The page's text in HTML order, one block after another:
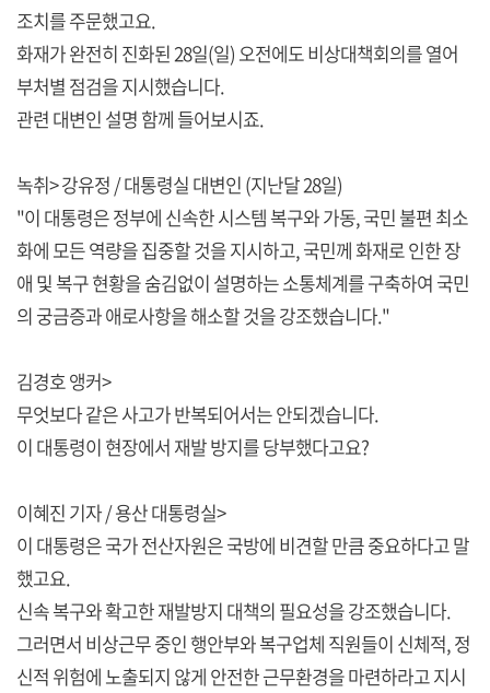
조치를 주문했고요.
화재가 완전히 진화된 28일(일) 오전에도 비상대책회의를 열어
부처별 점검을 지시했습니다.
관련 대변인 설명 함께 들어보시죠.
녹취> 강유정 / 대통령실 대변인 (지난달 28일)
"이 대통령은 정부에 신속한 시스템 복구와 가동, 국민 불편 최소
화에 모든 역량을 집중할 것을 지시하고, 국민께 화재로 인한 장
애 및 복구 현황을 숨김없이 설명하는 소통체계를 구축하여 국민
의 궁금증과 애로사항을 해소할 것을 강조했습니다."
김경호 앵커>
무엇보다 같은 사고가 반복되어서는 안되겠습니다.
이 대통령이 현장에서 재발 방지를 당부했다고요?
이혜진 기자 / 용산 대통령실>
이 대통령은 국가 전산자원은 국방에 비견할 만큼 중요하다고 말
했고요.
신속 복구와 확고한 재발방지 대책의 필요성을 강조했습니다.
그러면서 비상근무 중인 행안부와 복구업체 직원들이 신체적, 정
신적 위험에 노출되지 않게 안전한 근무환경을 마련하라고 지시